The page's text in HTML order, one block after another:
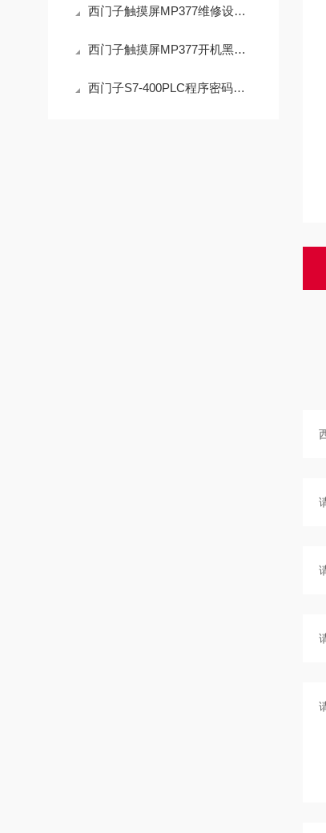
西门子触摸屏MP377维修设置步骤
西门子触摸屏MP377开机黑屏无显示维修解决方法
西门子S7-400PLC程序密码破解程序卡解密方法